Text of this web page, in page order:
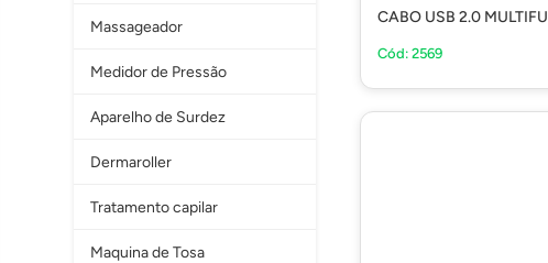
Massageador
Medidor de Pressão
Aparelho de Surdez
Dermaroller
Tratamento capilar
Maquina de Tosa
CABO USB 2.0
Cód: 2569